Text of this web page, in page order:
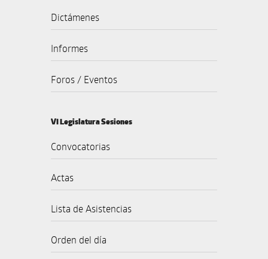
Dictámenes
Informes
Foros / Eventos
VI Legislatura Sesiones
Convocatorias
Actas
Lista de Asistencias
Orden del día